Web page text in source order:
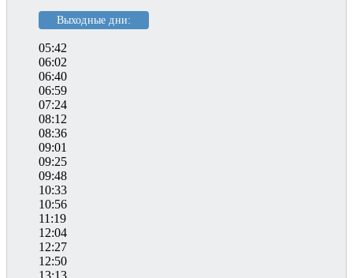
Выходные дни:
05:42
06:02
06:40
06:59
07:24
08:12
08:36
09:01
09:25
09:48
10:33
10:56
11:19
12:04
12:27
12:50
13:13